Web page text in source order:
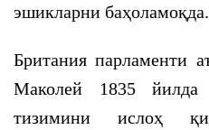
эшикларни баҳоламоқда.
Британия парламенти
Маколей 1835 йилда
тизимини ислоҳ